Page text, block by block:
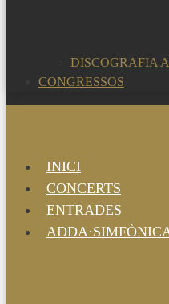
DISCOGRAFIA
CONGRESSOS
INICI
CONCERTS
ENTRADES